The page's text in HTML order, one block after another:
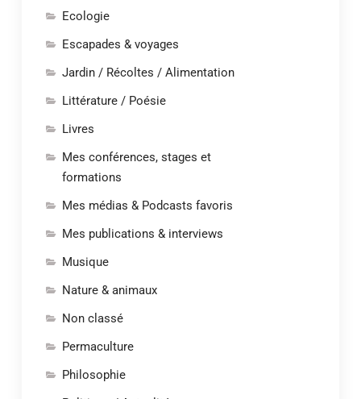
Ecologie
Escapades & voyages
Jardin / Récoltes / Alimentation
Littérature / Poésie
Livres
Mes conférences, stages et
formations
Mes médias & Podcasts favoris
Mes publications & interviews
Musique
Nature & animaux
Non classé
Permaculture
Philosophie